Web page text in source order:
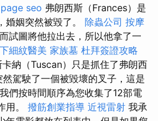
seo 弗朗西斯（Frances）是
婚姻突然被毀了。 除蟲公司 按摩
試圖將他拉出去，所以他拿了一
細紋醫美 家族墓 杜拜簽證攻略
卡納（Tuscan）只是抓住了弗朗西
駕駛了一個被毀壞的叉子，這是
們按時間順序為您收集了12部電
用。 撥筋創業指導 近視雷射 我承